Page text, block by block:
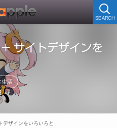
SEARCH
サイトデザインを
生活
デザインをいろいろと